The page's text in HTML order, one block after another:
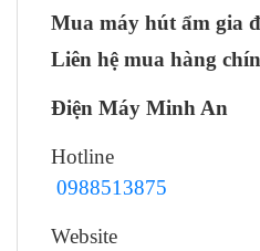
Mua máy hút ẩm gia
Liên hệ mua hàng
Điện Máy Minh An
Hotline
0988513875
Website